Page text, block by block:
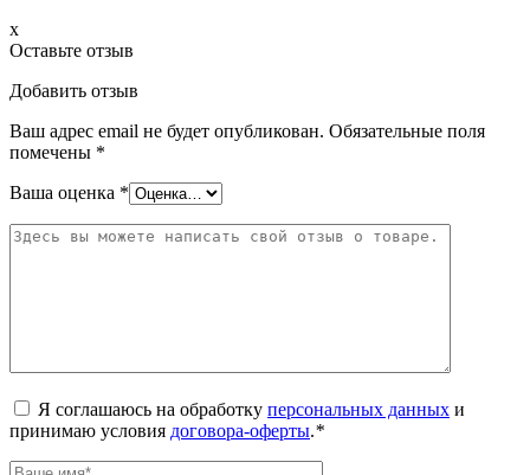
x
Оставьте отзыв
Добавить отзыв
Ваш адрес email не будет опубликован. Обязательные поля
помечены *
Ваша оценка *
Я соглашаюсь на обработку персональных данных и
принимаю условия договора-оферты.*